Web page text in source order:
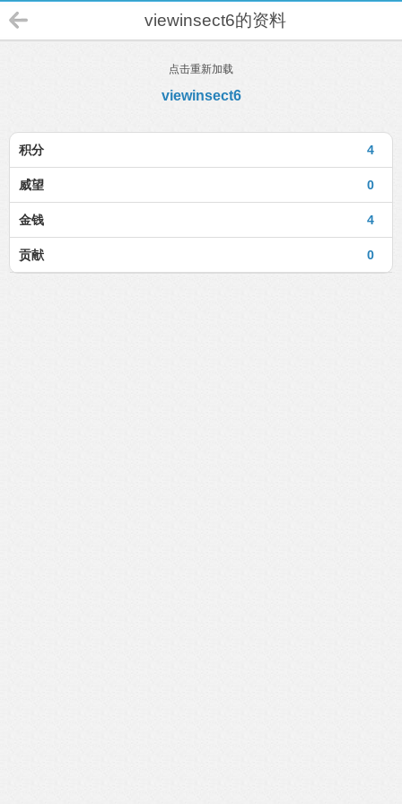
viewinsect6的资料
点击重新加载
viewinsect6
4
积分
0
威望
4
金钱
0
贡献